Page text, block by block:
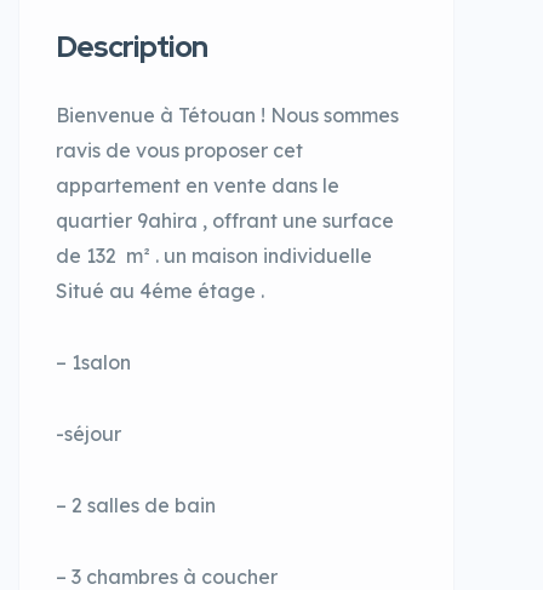
Description
Bienvenue à Tétouan ! Nous sommes
ravis de vous proposer cet
appartement en vente dans le
quartier 9ahira , offrant une surface
de 132 m² . un maison individuelle
Situé au 4éme étage .
– 1salon
-séjour
– 2 salles de bain
– 3 chambres à coucher